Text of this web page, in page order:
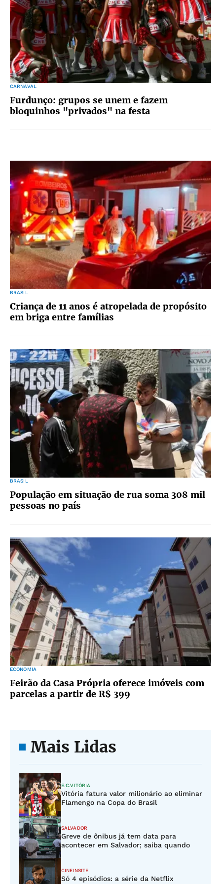
CARNAVAL
Furdunço: grupos se unem e fazem
bloquinhos "privados" na festa
BRASIL
Criança de 11 anos é atropelada de propósito
em briga entre famílias
BRASIL
População em situação de rua soma 308 mil
pessoas no país
ECONOMIA
Feirão da Casa Própria oferece imóveis com
parcelas a partir de R$ 399
Mais Lidas
E.C.VITÓRIA
Vitória fatura valor milionário ao eliminar
Flamengo na Copa do Brasil
SALVADOR
Greve de ônibus já tem data para
acontecer em Salvador; saiba quando
CINEINSITE
Só 4 episódios: a série da Netflix